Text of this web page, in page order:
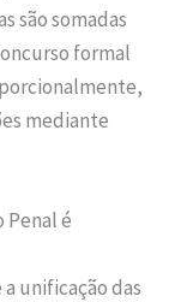
são somadas
formal
mediante
Penal é
unificação das